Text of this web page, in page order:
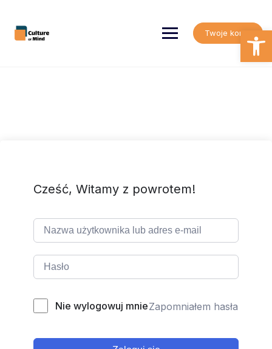
content
Twoje konto
Cześć, Witamy z powrotem!
Nie wylogowuj mnieZapomniałem hasła